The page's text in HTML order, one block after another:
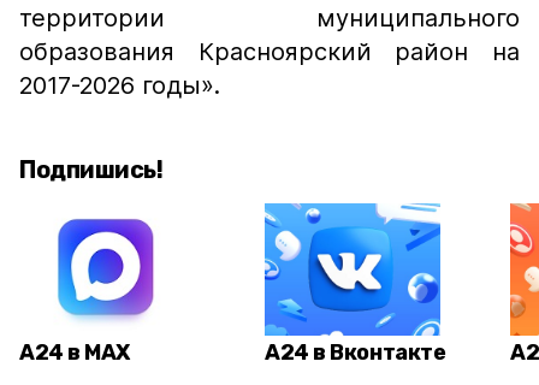
территории муниципального
образования Красноярский район на
2017-2026 годы».
Подпишись!
А24 в MAX А24 в Вконтакте